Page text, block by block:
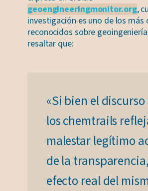
geoengineeringmonitor.org,
investigación es uno de los más
reconocidos sobre
resaltar que:
«Si bien el discurso
los chemtrails
malestar legítimo
de la
efecto real del